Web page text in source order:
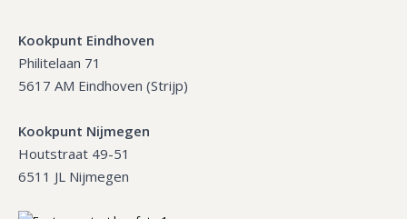
Kookpunt Eindhoven
Philitelaan 71
5617 AM Eindhoven (Strijp)
Kookpunt Nijmegen
Houtstraat 49-51
6511 JL Nijmegen